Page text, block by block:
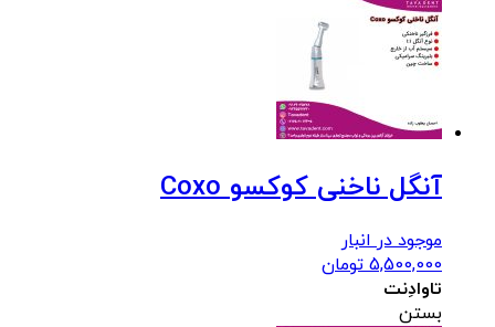
آنگل ناخنی کوکسو Coxo
موجود در انبار
5,500,000 تومان
تاوادِنت
بستن